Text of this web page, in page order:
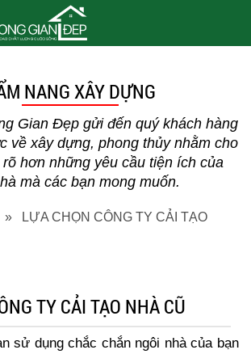
NANG XÂY DỰNG
Gian Đẹp gửi đến quý khách hàng
về xây dựng, phong thủy nhằm cho
hơn những yêu cầu tiện ích của
mà các bạn mong muốn.
» LỰA CHỌN CÔNG TY CẢI TẠO
TY CẢI TẠO NHÀ CŨ
sử dụng chắc chắn ngôi nhà của bạn